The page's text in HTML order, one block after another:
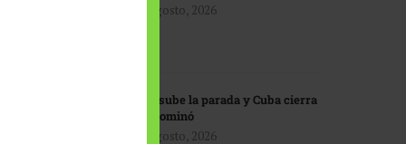
3 agosto, 2026
EU sube la parada y Cuba cierra
el dominó
3 agosto, 2026